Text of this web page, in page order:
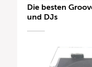
Die besten
und DJs